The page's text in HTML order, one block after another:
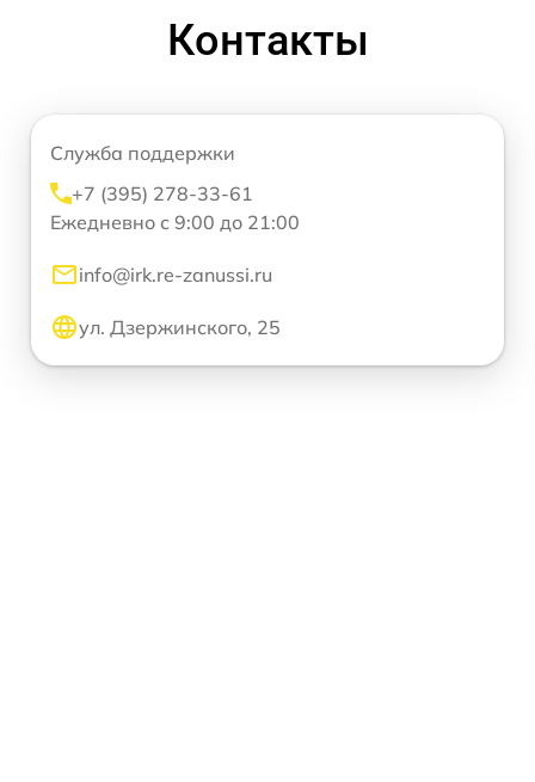
Контакты
Служба поддержки
+7 (395) 278-33-61
Ежедневно с 9:00 до 21:00
info@irk.re-zanussi.ru
ул. Дзержинского, 25